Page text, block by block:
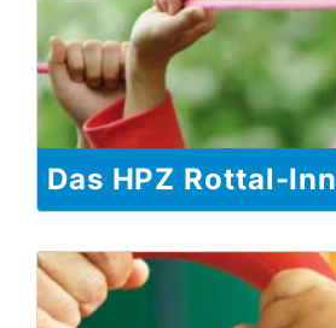
Das HPZ Rottal-Inn